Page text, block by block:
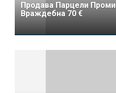
Продава Парцели
Враждебна 70 €